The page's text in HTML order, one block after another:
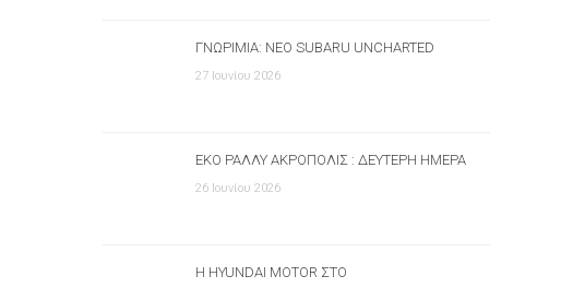
ΓΝΩΡΙΜΊΑ: ΝΈΟ SUBARU UNCHARTED
27 Ιουνίου 2026
ΕΚΟ ΡΆΛΛΥ ΑΚΡΌΠΟΛΙΣ : ΔΕΎΤΕΡΗ ΗΜΈΡΑ
26 Ιουνίου 2026
Η HYUNDAI MOTOR ΣΤΟ